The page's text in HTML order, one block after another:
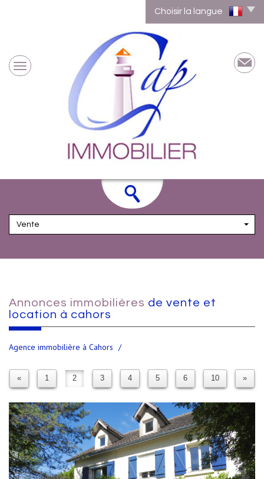
Choisir la langue
Vente
Annonces immobilières de vente et
location à cahors
Agence immobilière à Cahors
« 1 2 3 4 5 6 10 »